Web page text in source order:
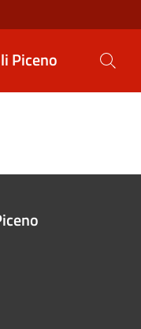
Piceno